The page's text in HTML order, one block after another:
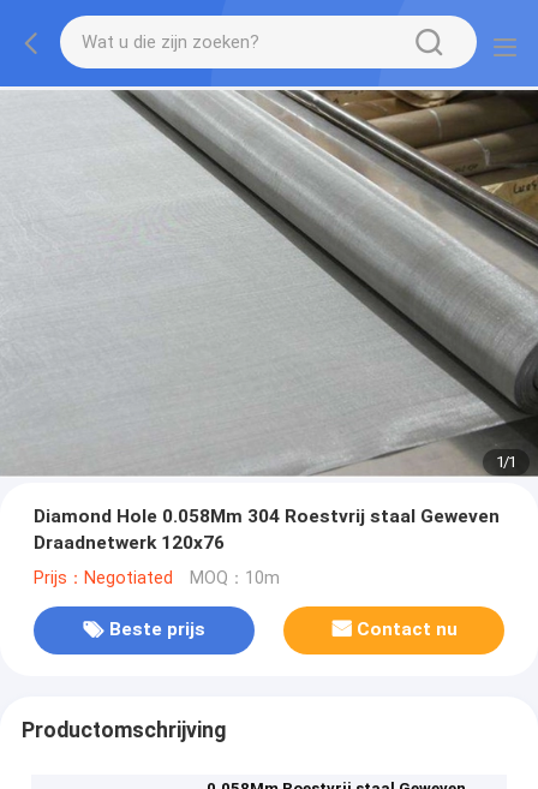
1/1
Diamond Hole 0.058Mm 304 Roestvrij staal Geweven
Draadnetwerk 120x76
Prijs：Negotiated MOQ：10m
Beste prijs Contact nu
Productomschrijving